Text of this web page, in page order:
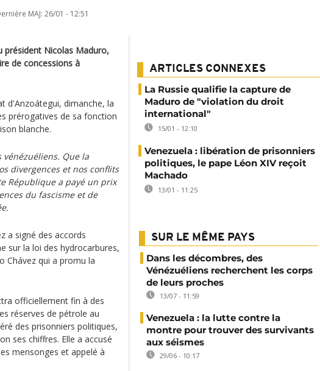
MAJ: 26/01 - 12:51
président Nicolas Maduro,
de concessions à
d'Anzoátegui, dimanche, la
prérogatives de sa fonction
blanche.
Que la
divergences et nos conflits
République a payé un prix
du fascisme et de
a signé des accords
sur la loi des hydrocarbures,
Chávez qui a promu la
officiellement fin à des
réserves de pétrole au
des prisonniers politiques,
ses chiffres. Elle a accusé
mensonges et appelé à
ARTICLES CONNEXES
La Russie qualifie la capture de
Maduro de "violation du droit
international"
15/01 - 12:10
Venezuela : libération de prisonniers
politiques, le pape Léon XIV reçoit
Machado
13/01 - 11:25
SUR LE MÊME PAYS
Dans les décombres, des
Vénézuéliens recherchent les corps
de leurs proches
13/07 - 11:59
Venezuela : la lutte contre la
montre pour trouver des survivants
aux séismes
29/06 - 10:17